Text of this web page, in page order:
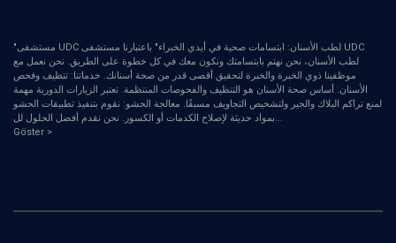
"مستشفى UDC لطب الأسنان: ابتسامات صحية في أيدي الخبراء" باعتبارنا مستشفى UDC
لطب الأسنان، نحن نهتم بابتسامتك ونكون معك في كل خطوة على الطريق. نحن نعمل مع
موظفينا ذوي الخبرة والخبرة لتحقيق أقصى قدر من صحة أسنانك. خدماتنا: تنظيف وفحص
الأسنان: أساس صحة الأسنان هو التنظيف والفحوصات المنتظمة. تعتبر الزيارات الدورية مهمة
لمنع تراكم البلاك والجير ولتشخيص التجاويف مسبقًا. معالجة الحشو: نقوم بتنفيذ تطبيقات الحشو
بمواد حديثة لإصلاح الكدمات أو الكسور. نحن نقدم أفضل الحلول لل...
Göster >